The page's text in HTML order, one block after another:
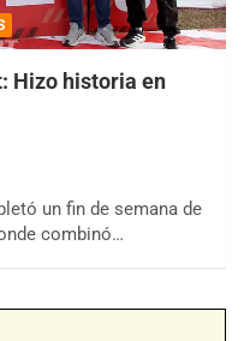
Hizo historia en
un fin de semana de
combinó…